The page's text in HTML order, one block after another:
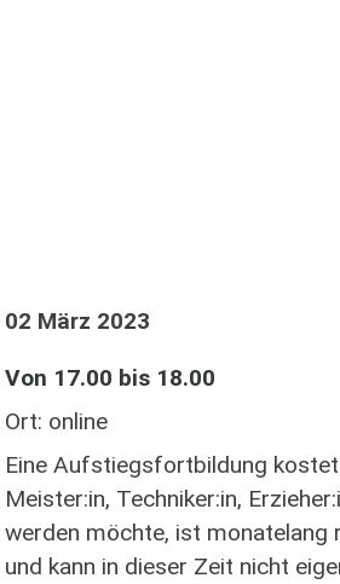
02 März 2023
Von 17.00 bis 18.00
Ort: online
Eine Aufstiegsfortbildung
Meister:in, Techniker:in,
werden möchte, ist monatelang
und kann in dieser Zeit nicht